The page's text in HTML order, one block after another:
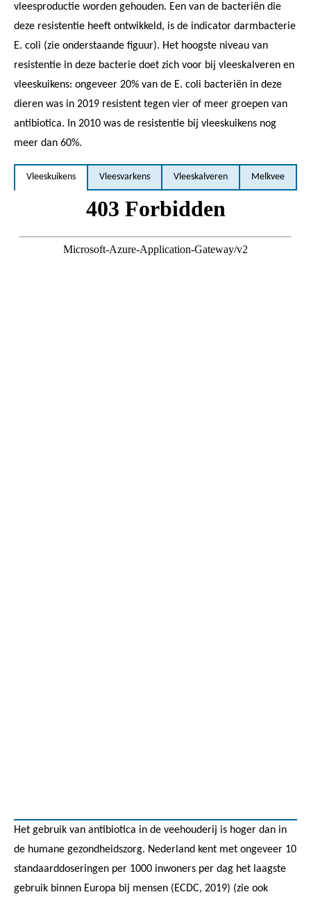
vleesproductie worden gehouden. Een van de bacteriën die
deze resistentie heeft ontwikkeld, is de indicator darmbacterie
E. coli (zie onderstaande figuur). Het hoogste niveau van
resistentie in deze bacterie doet zich voor bij vleeskalveren en
vleeskuikens: ongeveer 20% van de E. coli bacteriën in deze
dieren was in 2019 resistent tegen vier of meer groepen van
antibiotica. In 2010 was de resistentie bij vleeskuikens nog
meer dan 60%.
Vleeskuikens Vleesvarkens Vleeskalveren Melkvee
Het gebruik van antibiotica in de veehouderij is hoger dan in
de humane gezondheidszorg. Nederland kent met ongeveer 10
standaarddoseringen per 1000 inwoners per dag het laagste
gebruik binnen Europa bij mensen (ECDC, 2019) (zie ook